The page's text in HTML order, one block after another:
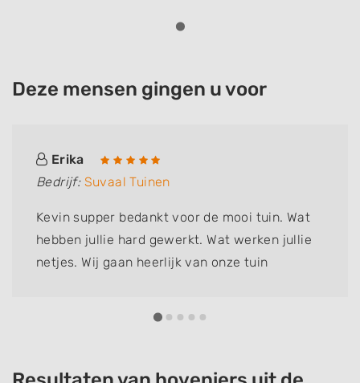
Deze mensen gingen u voor
Erika
Bedrijf: Suvaal Tuinen
Kevin supper bedankt voor de mooi tuin. Wat
hebben jullie hard gewerkt. Wat werken jullie
netjes. Wij gaan heerlijk van onze tuin